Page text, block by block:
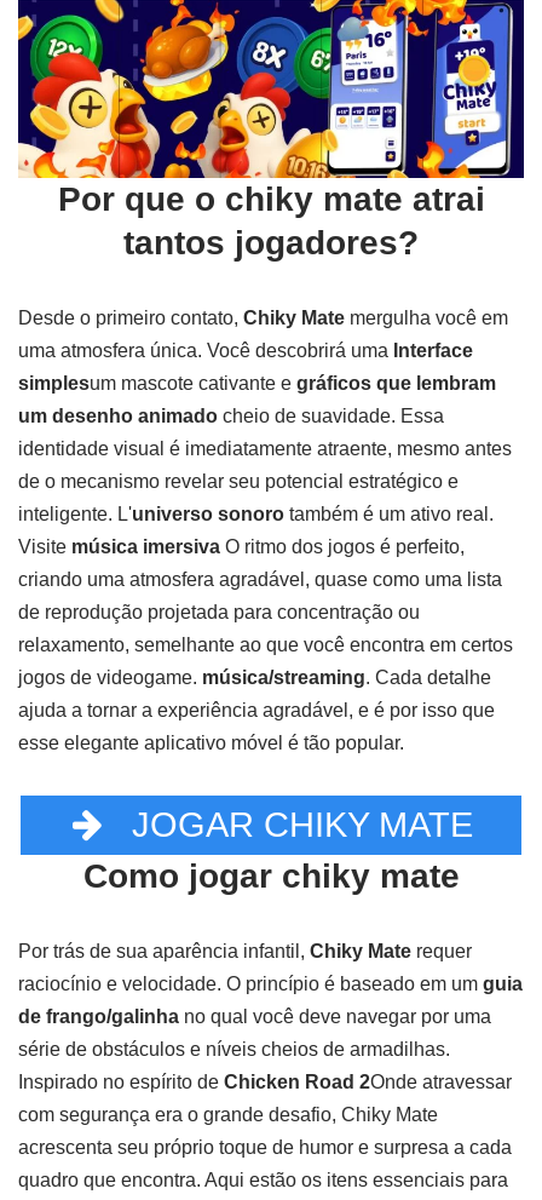
Por que o chiky mate atrai
tantos jogadores?
Desde o primeiro contato, Chiky Mate mergulha você em
uma atmosfera única. Você descobrirá uma Interface
simplesum mascote cativante e gráficos que lembram
um desenho animado cheio de suavidade. Essa
identidade visual é imediatamente atraente, mesmo antes
de o mecanismo revelar seu potencial estratégico e
inteligente. L'universo sonoro também é um ativo real.
Visite música imersiva O ritmo dos jogos é perfeito,
criando uma atmosfera agradável, quase como uma lista
de reprodução projetada para concentração ou
relaxamento, semelhante ao que você encontra em certos
jogos de videogame. música/streaming. Cada detalhe
ajuda a tornar a experiência agradável, e é por isso que
esse elegante aplicativo móvel é tão popular.
JOGAR CHIKY MATE
Como jogar chiky mate
Por trás de sua aparência infantil, Chiky Mate requer
raciocínio e velocidade. O princípio é baseado em um guia
de frango/galinha no qual você deve navegar por uma
série de obstáculos e níveis cheios de armadilhas.
Inspirado no espírito de Chicken Road 2Onde atravessar
com segurança era o grande desafio, Chiky Mate
acrescenta seu próprio toque de humor e surpresa a cada
quadro que encontra. Aqui estão os itens essenciais para